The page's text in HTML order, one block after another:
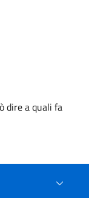
dire a quali fa